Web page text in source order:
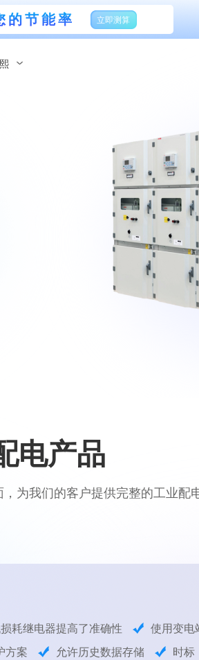
的节能率 立即测算
电产品
为我们的客户提供完整的工业配
耗继电器提高了准确性
使用变电
方案
允许历史数据存储 时标